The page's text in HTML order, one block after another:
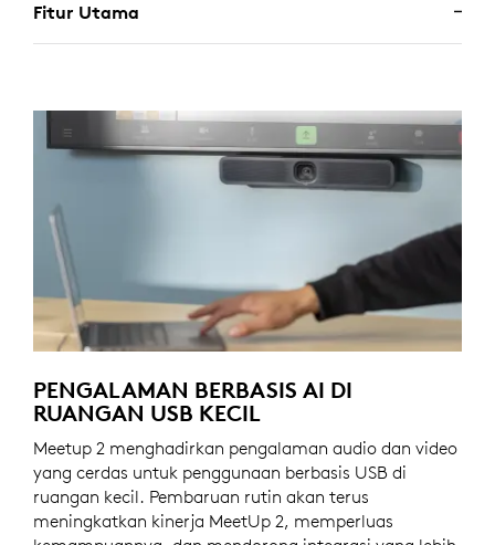
Fitur Utama
PENGALAMAN BERBASIS AI DI
RUANGAN USB KECIL
Meetup 2 menghadirkan pengalaman audio dan video
yang cerdas untuk penggunaan berbasis USB di
ruangan kecil. Pembaruan rutin akan terus
meningkatkan kinerja MeetUp 2, memperluas